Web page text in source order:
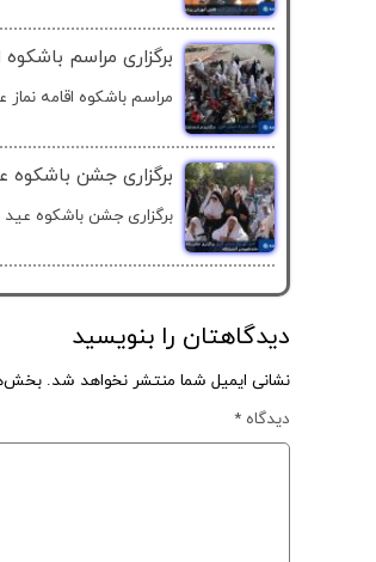
برگزاری مراسم
مراسم باشکوه اقامه
برگزاری جشن باشکوه
برگزاری جشن باشکوه
دیدگاهتان را بنویسید
نشانی ایمیل شما منتشر نخواهد شد.
دیدگاه *